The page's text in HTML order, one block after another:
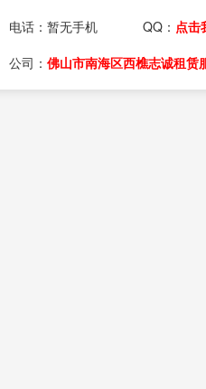
电话：暂无手机 QQ： 点击
公司：佛山市南海区西樵志诚租赁